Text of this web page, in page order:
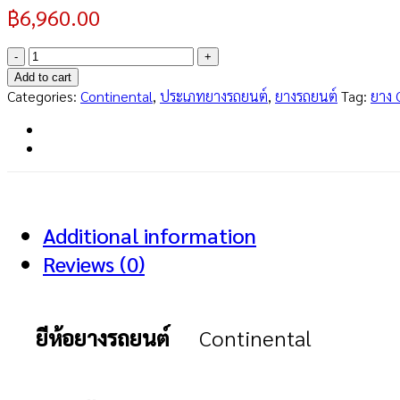
฿6,960.00
PremiumContact
6
Runflat
225/55R17
quantity
Add to cart
Categories: Continental, ประเภทยางรถยนต์, ยางรถยนต์ Tag: ยาง
Additional information
Reviews (0)
ยีห้อยางรถยนต์ Continental